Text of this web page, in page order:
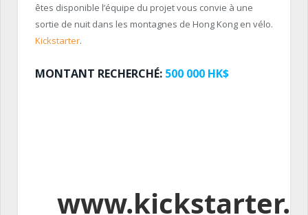
êtes disponible l’équipe du projet vous convie à une
sortie de nuit dans les montagnes de Hong Kong en vélo.
Kickstarter.
MONTANT RECHERCHÉ: 500 000 HK$